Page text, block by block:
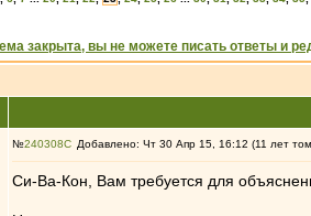
№240308 Добавлено: Чт 30 Апр 15, 16:12 (11 лет
Си-Ва-Кон, Вам требуется для